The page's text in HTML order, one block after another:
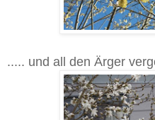
..... und all den Ärger